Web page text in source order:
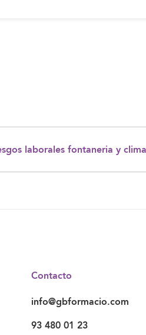
laborales fontaneria y
Contacto
info@gbformacio.com
93 480 01 23